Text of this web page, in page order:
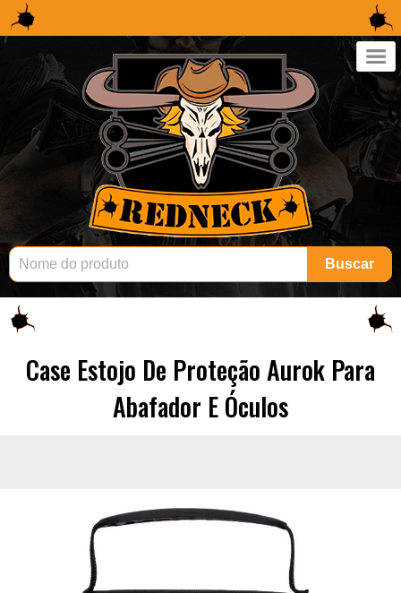
×
Buscar
Case Estojo De Proteção Aurok Para
Abafador E Óculos